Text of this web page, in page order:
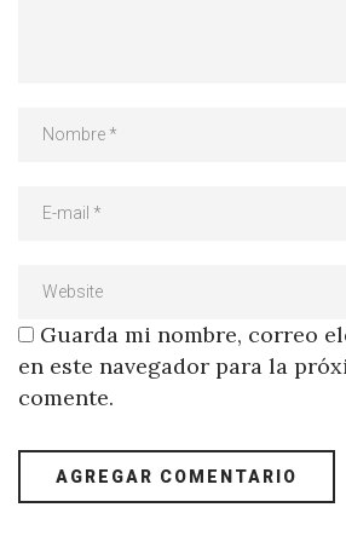
Guarda mi nombre, correo
en este navegador para la
comente.